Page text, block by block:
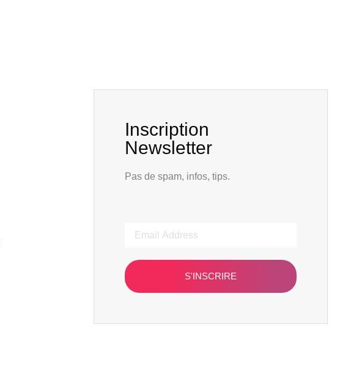
Inscription
Newsletter
Pas de spam, infos, tips.
S'INSCRIRE